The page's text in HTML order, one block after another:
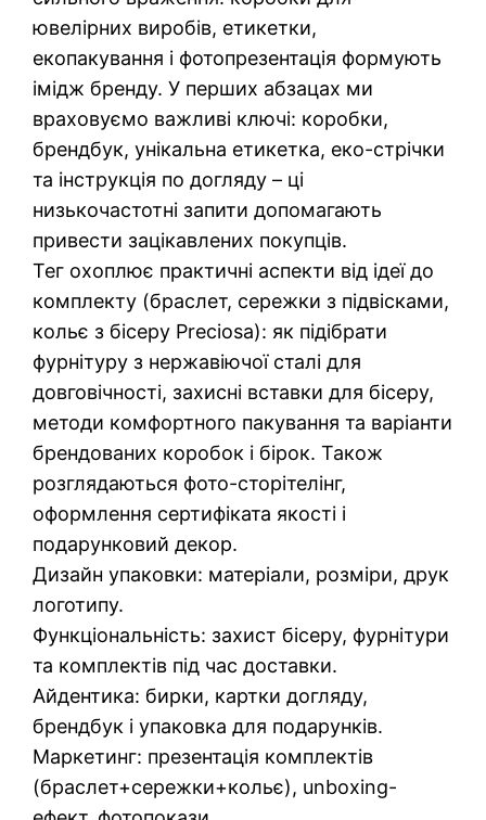
ювелірних виробів, етикетки,
екопакування і фотопрезентація формують
імідж бренду. У перших абзацах ми
враховуємо важливі ключі: коробки,
брендбук, унікальна етикетка, еко-стрічки
та інструкція по догляду – ці
низькочастотні запити допомагають
привести зацікавлених покупців.
Тег охоплює практичні аспекти від ідеї до
комплекту (браслет, сережки з підвісками,
кольє з бісеру Preciosa): як підібрати
фурнітуру з нержавіючої сталі для
довговічності, захисні вставки для бісеру,
методи комфортного пакування та варіанти
брендованих коробок і бірок. Також
розглядаються фото-сторітелінг,
оформлення сертифіката якості і
подарунковий декор.
Дизайн упаковки: матеріали, розміри, друк
логотипу.
Функціональність: захист бісеру, фурнітури
та комплектів під час доставки.
Айдентика: бирки, картки догляду,
брендбук і упаковка для подарунків.
Маркетинг: презентація комплектів
(браслет+сережки+кольє), unboxing-